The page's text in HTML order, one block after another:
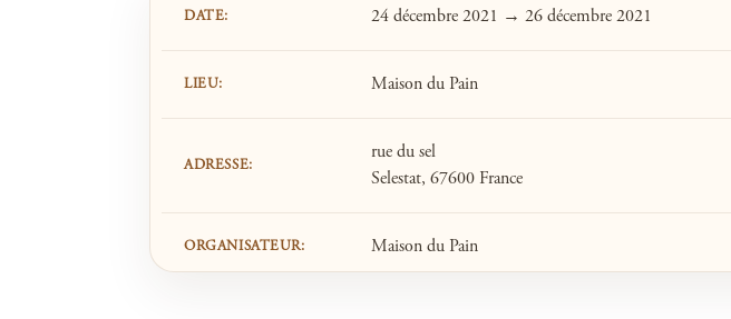
DATE: 24 décembre 2021 → 26 décembre 2021
LIEU: Maison du Pain
ADRESSE:
rue du sel
Selestat, 67600 France
ORGANISATEUR: Maison du Pain